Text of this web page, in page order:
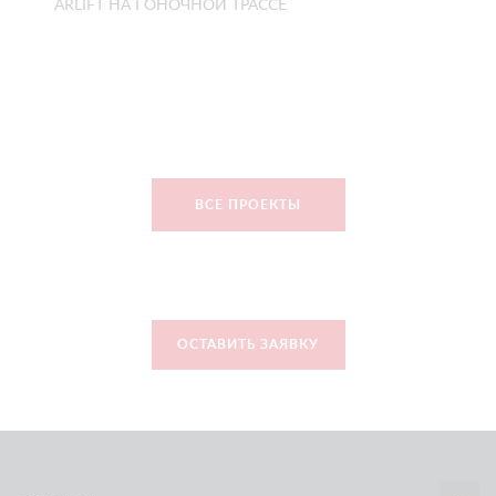
ARLIFT НА ГОНОЧНОЙ ТРАССЕ
ВСЕ ПРОЕКТЫ
ОСТАВИТЬ ЗАЯВКУ